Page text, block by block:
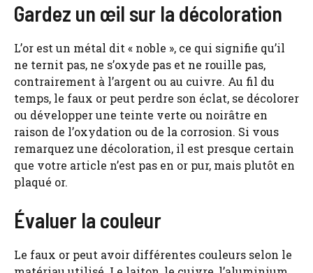
Gardez un œil sur la décoloration
L’or est un métal dit « noble », ce qui signifie qu’il
ne ternit pas, ne s’oxyde pas et ne rouille pas,
contrairement à l’argent ou au cuivre. Au fil du
temps, le faux or peut perdre son éclat, se décolorer
ou développer une teinte verte ou noirâtre en
raison de l’oxydation ou de la corrosion. Si vous
remarquez une décoloration, il est presque certain
que votre article n’est pas en or pur, mais plutôt en
plaqué or.
Évaluer la couleur
Le faux or peut avoir différentes couleurs selon le